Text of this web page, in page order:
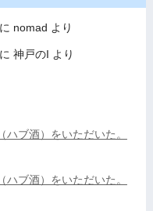
に nomad より
に 神戸のI より
ブ酒）をいただいた。
ブ酒）をいただいた。